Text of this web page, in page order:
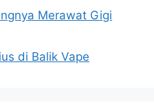
Merawat Gigi
di Balik Vape